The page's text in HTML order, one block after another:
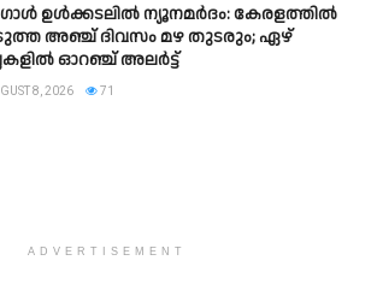
ഉൾക്കടലിൽ ന്യൂനമർദം: കേരളത്തിൽ
അഞ്ച് ദിവസം മഴ തുടരും; ഏഴ്
ഓറഞ്ച് അലർട്ട്
8, 2026 71
ADVERTISEMENT